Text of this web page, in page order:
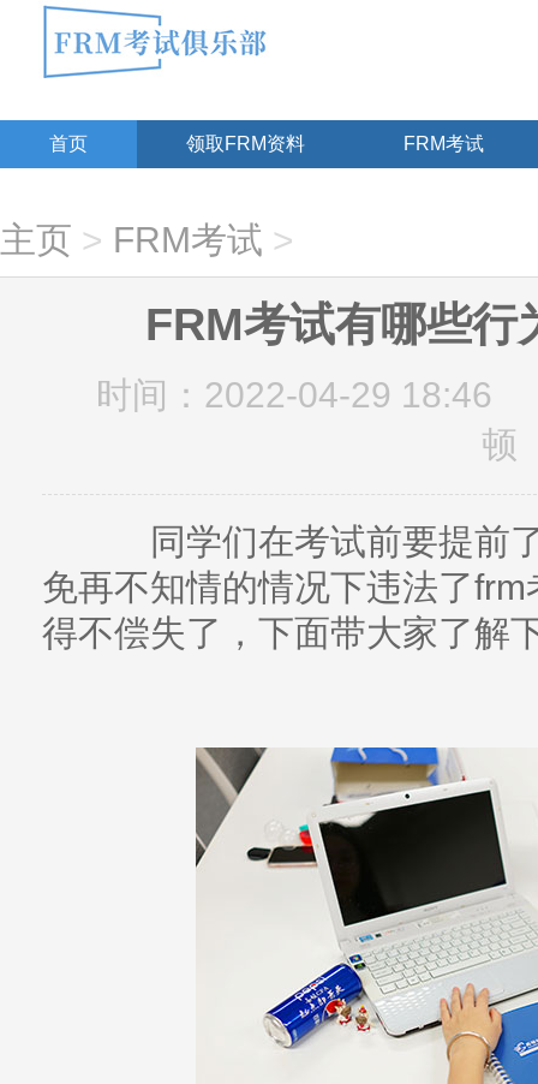
首页 领取FRM资料 FRM考试
主页 > FRM考试 >
FRM考试有哪些行
时间：2022-04-29 18:46
顿
同学们在考试前要提前了
免再不知情的情况下违法了
得不偿失了，下面带大家了解